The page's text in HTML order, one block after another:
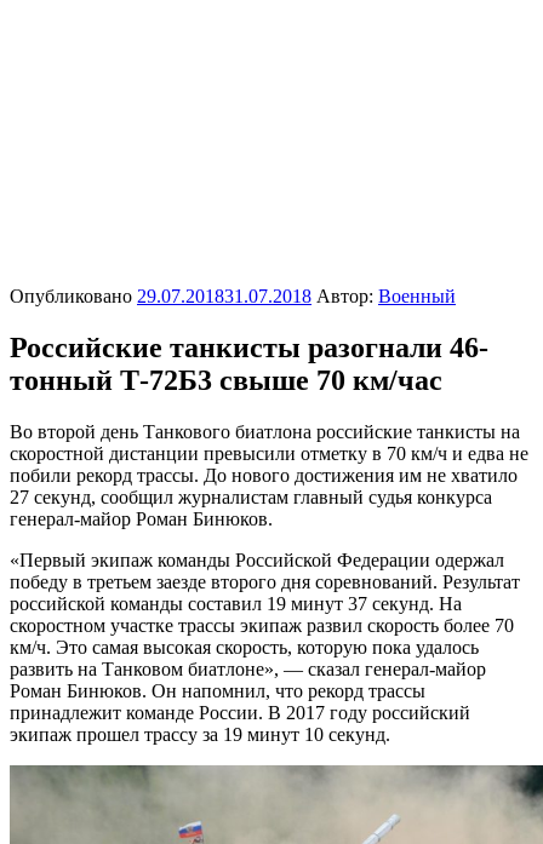
Опубликовано 29.07.201831.07.2018 Автор: Военный
Российские танкисты разогнали 46-
тонный Т-72Б3 свыше 70 км/час
Во второй день Танкового биатлона российские танкисты на
скоростной дистанции превысили отметку в 70 км/ч и едва не
побили рекорд трассы. До нового достижения им не хватило
27 секунд, сообщил журналистам главный судья конкурса
генерал-майор Роман Бинюков.
«Первый экипаж команды Российской Федерации одержал
победу в третьем заезде второго дня соревнований. Результат
российской команды составил 19 минут 37 секунд. На
скоростном участке трассы экипаж развил скорость более 70
км/ч. Это самая высокая скорость, которую пока удалось
развить на Танковом биатлоне», — сказал генерал-майор
Роман Бинюков. Он напомнил, что рекорд трассы
принадлежит команде России. В 2017 году российский
экипаж прошел трассу за 19 минут 10 секунд.